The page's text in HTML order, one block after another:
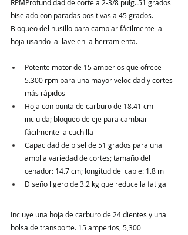
RPMProfundidad de corte a 2-3/8 pulg..51 grados
biselado con paradas positivas a 45 grados.
Bloqueo del husillo para cambiar fácilmente la
hoja usando la llave en la herramienta.
Potente motor de 15 amperios que ofrece
5.300 rpm para una mayor velocidad y cortes
más rápidos
Hoja con punta de carburo de 18.41 cm
incluida; bloqueo de eje para cambiar
fácilmente la cuchilla
Capacidad de bisel de 51 grados para una
amplia variedad de cortes; tamaño del
cenador: 14.7 cm; longitud del cable: 1.8 m
Diseño ligero de 3.2 kg que reduce la fatiga
Incluye una hoja de carburo de 24 dientes y una
bolsa de transporte. 15 amperios, 5,300